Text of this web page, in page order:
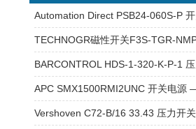
Automation Direct PSB24-060S-P